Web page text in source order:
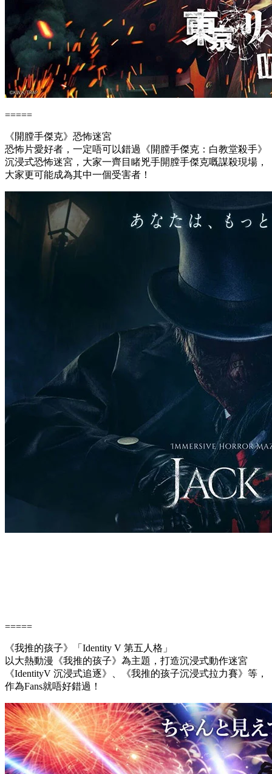
=====
《開膛手傑克》恐怖迷宮
恐怖片愛好者，一定唔可以錯過《開膛手傑克：白教堂殺手》
沉浸式恐怖迷宮，大家一齊目睹兇手開膛手傑克嘅謀殺現場，
大家更可能成為其中一個受害者！
=====
《我推的孩子》「Identity V 第五人格」
以大熱動漫《我推的孩子》為主題，打造沉浸式動作迷宮
《IdentityV 沉浸式追逐》、《我推的孩子沉浸式拉力賽》等，
作為Fans就唔好錯過！